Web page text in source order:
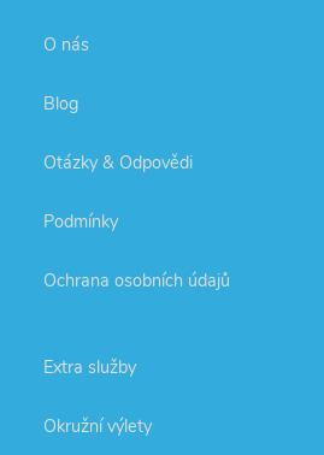
O nás
Blog
Otázky & Odpovědi
Podmínky
Ochrana osobních údajů
Extra služby
Okružní výlety